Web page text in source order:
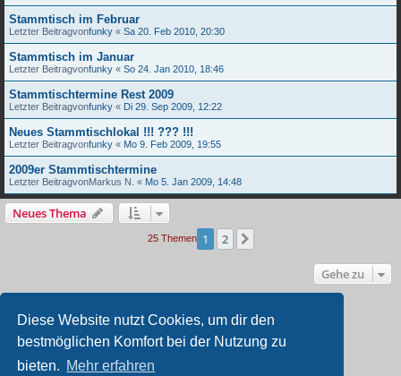
Diese Website nutzt Cookies, um dir den
bestmöglichen Komfort bei der Nutzung zu
bieten. Mehr erfahren
Stammtisch im Februar
Letzter Beitragvonfunky « Sa 20. Feb 2010, 20:30
Stammtisch im Januar
Letzter Beitragvonfunky « So 24. Jan 2010, 18:46
Stammtischtermine Rest 2009
Letzter Beitragvonfunky « Di 29. Sep 2009, 12:22
Neues Stammtischlokal !!! ??? !!!
Letzter Beitragvonfunky « Mo 9. Feb 2009, 19:55
2009er Stammtischtermine
Letzter BeitragvonMarkus N. « Mo 5. Jan 2009, 14:48
Neues Thema
25 Themen 1 2
Gehe zu
BERECHTIGUNGEN IN DIESEM FORUM
neuen Themen in diesem Forum erstellen.
Du darfstkeine Antworten zu Themen in diesem Forum erstellen.
Du darfst deine Beiträge in diesem Forum